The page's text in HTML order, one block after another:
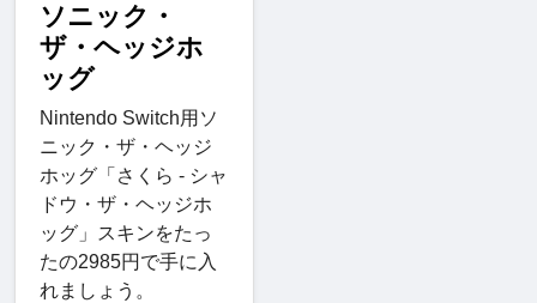
ソニック・
ザ・ヘッジホ
ッグ
Nintendo Switch用ソ
ニック・ザ・ヘッジ
ホッグ「さくら - シャ
ドウ・ザ・ヘッジホ
ッグ」スキンをたっ
たの2985円で手に入
れましょう。